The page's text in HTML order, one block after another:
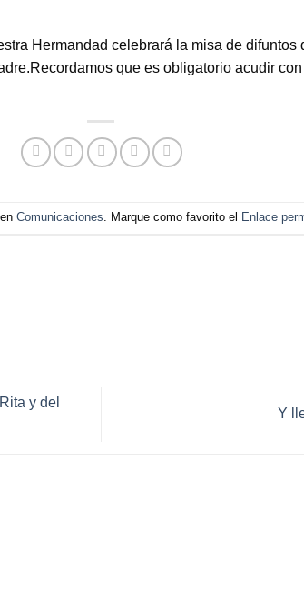
Hermandad celebrará la misa de difuntos
que es obligatorio acudir
Comunicaciones . Marque como favorito el Enlace
y del
Y